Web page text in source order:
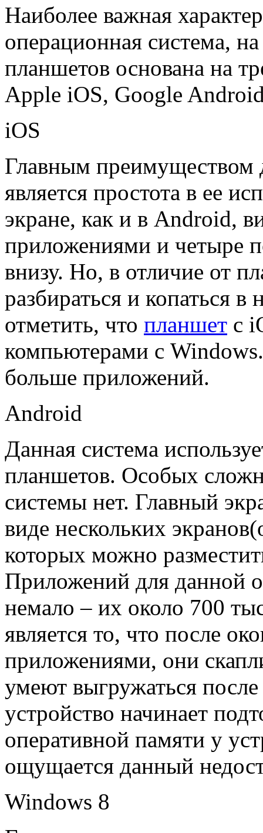
Наиболее важная
операционная система,
планшетов основана на
Apple iOS, Google
iOS
Главным преимуществом
является простота в ее
экране, как и в Android,
приложениями и четыре
внизу. Но, в отличие от
разбираться и копаться
отметить, что планшет с
компьютерами с
больше приложений.
Android
Данная система
планшетов. Особых
системы нет. Главный
виде нескольких
которых можно
Приложений для данной
немало – их около 700
является то, что после
приложениями, они
умеют выгружаться
устройство начинает
оперативной памяти у
ощущается данный
Windows 8